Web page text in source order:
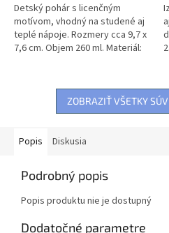
Detský pohár s licenčným
motívom, vhodný na studené aj
teplé nápoje. Rozmery cca 9,7 x
7,6 cm. Objem 260 ml. Materiál:
ZOBRAZIŤ VŠETKY
Popis Diskusia
Podrobný popis
Popis produktu nie je dostupný
Dodatočné parametre